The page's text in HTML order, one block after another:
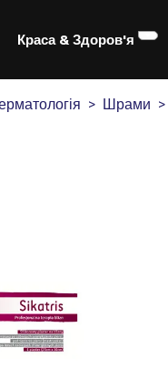
Краса & Здоров'я
Шрами